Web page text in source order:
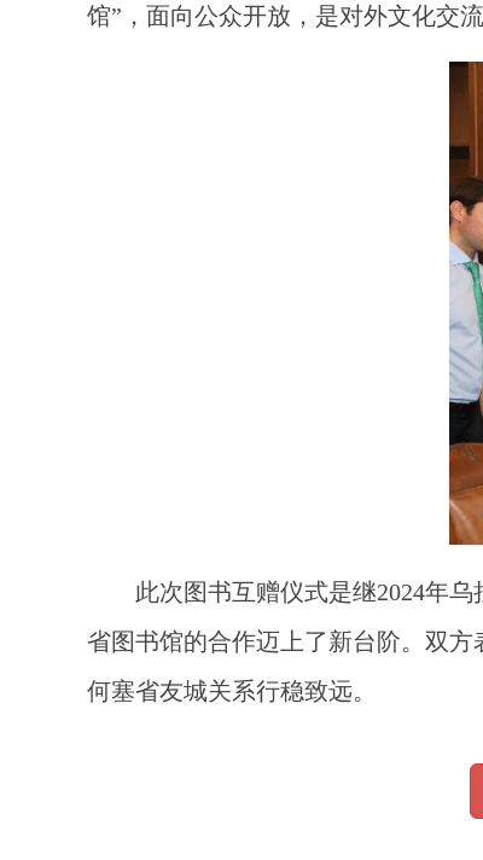
馆”，面向公众开放，是对外文化交流
此次图书互赠仪式是继2024年
省图书馆的合作迈上了新台阶。双
何塞省友城关系行稳致远。